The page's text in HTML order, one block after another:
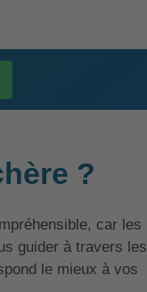
?
car les
guider à travers les
le mieux à vos